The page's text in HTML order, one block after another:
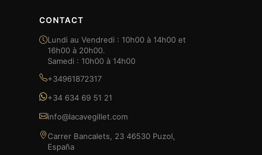
CONTACT
Lundi au Vendredi : 10h00 à 14h00 et
16h00 à 20h00.
Samedi : 10h00 à 14h00
+34961872317
+34 634 69 51 21
info@lacavegillet.com
Carrer Bancalets, 23 46530 Puzol,
España